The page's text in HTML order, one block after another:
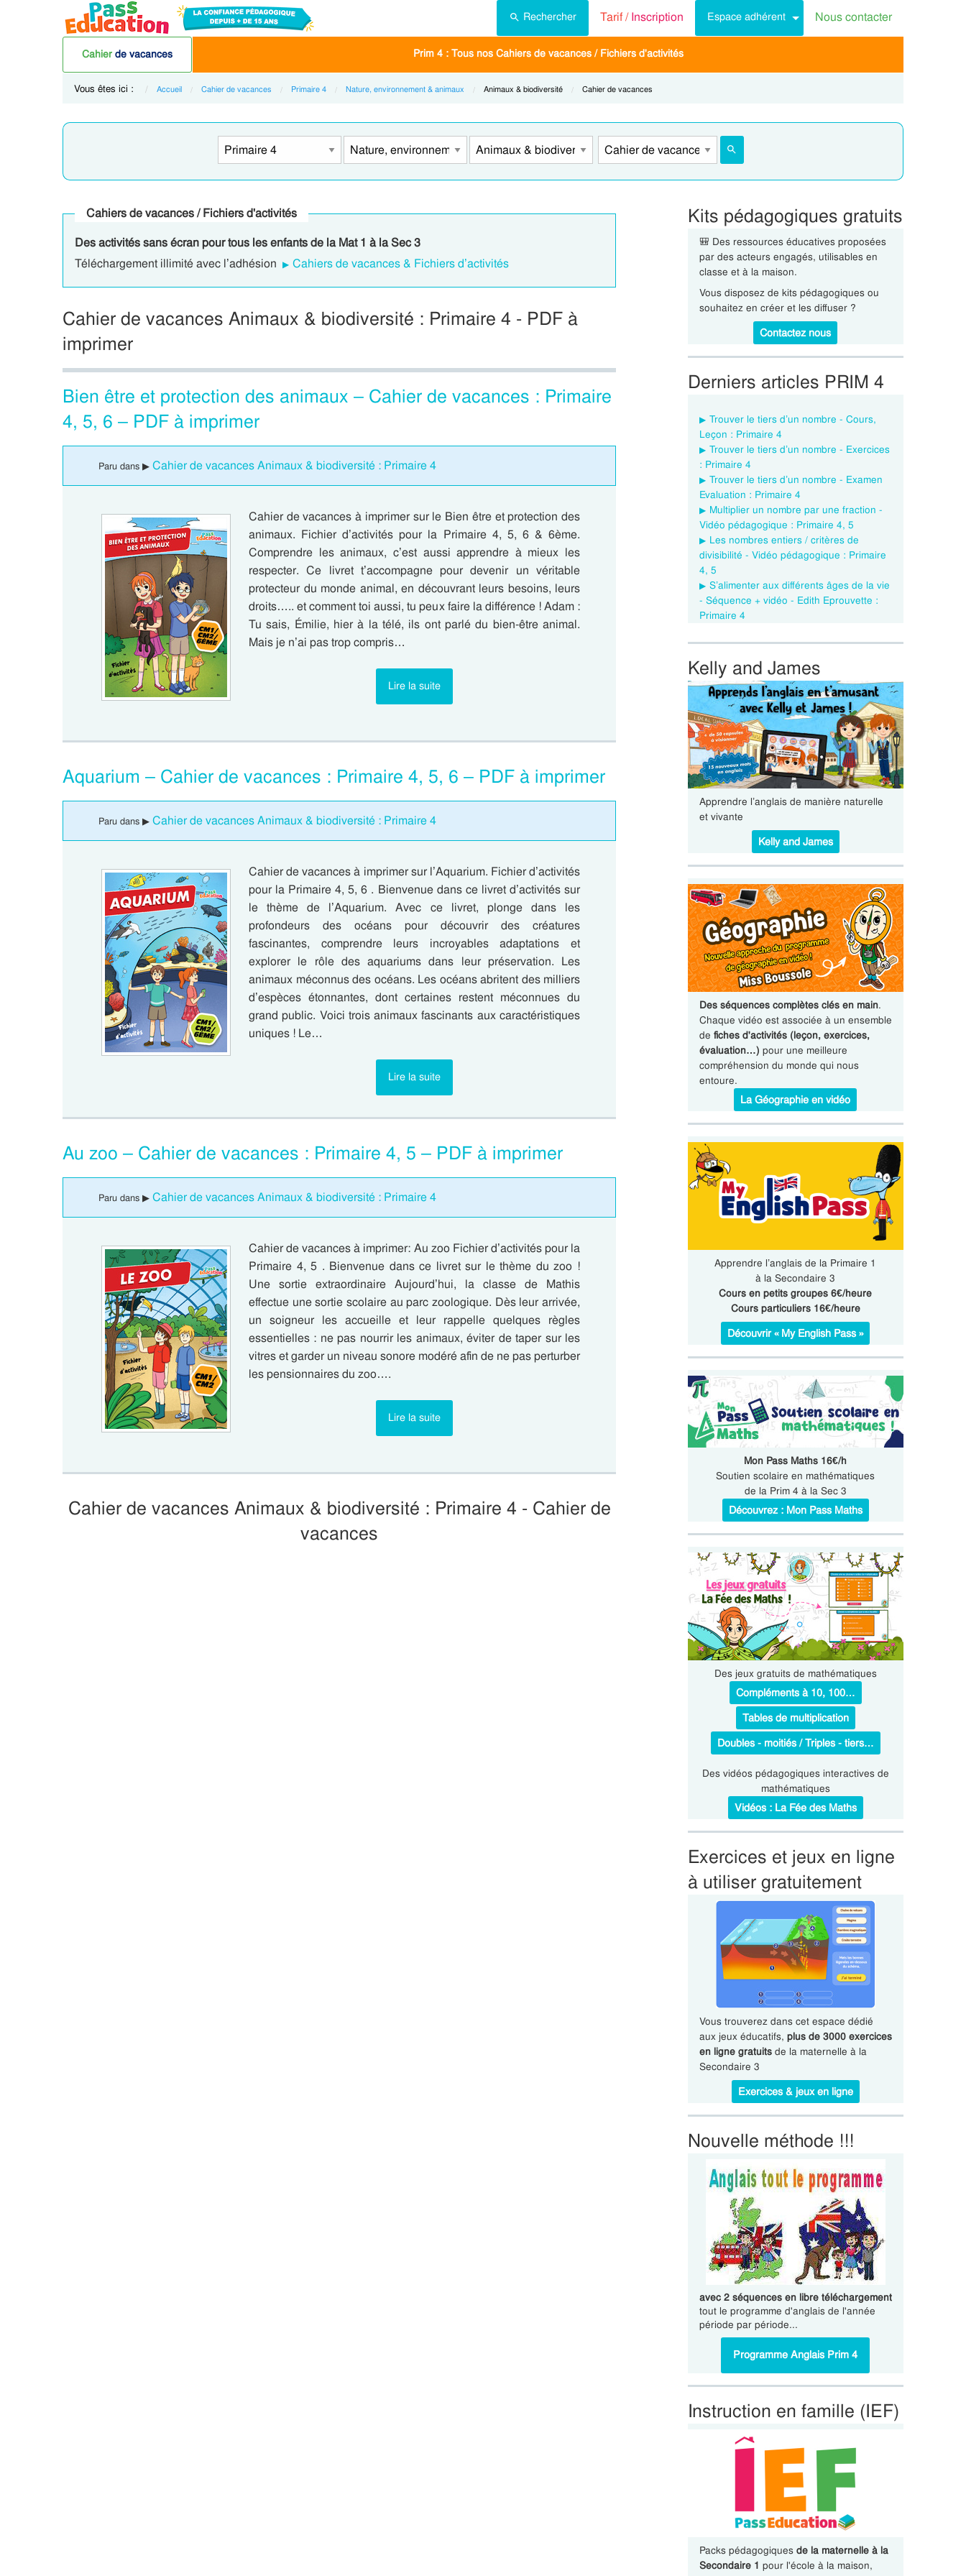
Rechercher Tarif /Inscription Espace adhérent Nous contacter
Cahier de vacances Prim 4 : Tous nos Cahiers de vacances / Fichiers d'activités
Vous êtes ici : Accueil Cahier de vacances Primaire 4 Nature, environnement & animaux Current:
Animaux & biodiversité Current:
Cahier de vacances
Cahiers de vacances / Fichiers d'activités
Des activités sans écran pour tous les enfants de la Mat 1 à la Sec 3
Téléchargement illimité avec l’adhésion
Cahiers de vacances & Fichiers d’activités
Cahier de vacances Animaux & biodiversité : Primaire 4 - PDF à
imprimer
Bien être et protection des animaux – Cahier de vacances : Primaire
4, 5, 6 – PDF à imprimer
Paru dans ▶ Cahier de vacances Animaux & biodiversité : Primaire 4
Cahier de vacances à imprimer sur le Bien être et protection des
animaux. Fichier d’activités pour la Primaire 4, 5, 6 & 6ème.
Comprendre les animaux, c’est aussi apprendre à mieux les
respecter. Ce livret t’accompagne pour devenir un véritable
protecteur du monde animal, en découvrant leurs besoins, leurs
droits….. et comment toi aussi, tu peux faire la différence ! Adam :
Tu sais, Émilie, hier à la télé, ils ont parlé du bien-être animal.
Mais je n’ai pas trop compris…
Lire la suite
Aquarium – Cahier de vacances : Primaire 4, 5, 6 – PDF à imprimer
Paru dans ▶ Cahier de vacances Animaux & biodiversité : Primaire 4
Cahier de vacances à imprimer sur l’Aquarium. Fichier d’activités
pour la Primaire 4, 5, 6 . Bienvenue dans ce livret d’activités sur
le thème de l’Aquarium. Avec ce livret, plonge dans les
profondeurs des océans pour découvrir des créatures
fascinantes, comprendre leurs incroyables adaptations et
explorer le rôle des aquariums dans leur préservation. Les
animaux méconnus des océans. Les océans abritent des milliers
d’espèces étonnantes, dont certaines restent méconnues du
grand public. Voici trois animaux fascinants aux caractéristiques
uniques ! Le…
Lire la suite
Au zoo – Cahier de vacances : Primaire 4, 5 – PDF à imprimer
Paru dans ▶ Cahier de vacances Animaux & biodiversité : Primaire 4
Cahier de vacances à imprimer: Au zoo Fichier d’activités pour la
Primaire 4, 5 . Bienvenue dans ce livret sur le thème du zoo !
Une sortie extraordinaire Aujourd’hui, la classe de Mathis
effectue une sortie scolaire au parc zoologique. Dès leur arrivée,
un soigneur les accueille et leur rappelle quelques règles
essentielles : ne pas nourrir les animaux, éviter de taper sur les
vitres et garder un niveau sonore modéré afin de ne pas perturber
les pensionnaires du zoo….
Lire la suite
Cahier de vacances Animaux & biodiversité : Primaire 4 - Cahier de
vacances
Kits pédagogiques gratuits
🎒 Des ressources éducatives proposées
par des acteurs engagés, utilisables en
classe et à la maison.
Vous disposez de kits pédagogiques ou
souhaitez en créer et les diffuser ?
Contactez nous
Derniers articles PRIM 4
Trouver le tiers d’un nombre - Cours,
Leçon : Primaire 4
Trouver le tiers d’un nombre - Exercices
: Primaire 4
Trouver le tiers d’un nombre - Examen
Evaluation : Primaire 4
Multiplier un nombre par une fraction -
Vidéo pédagogique : Primaire 4, 5
Les nombres entiers / critères de
divisibilité - Vidéo pédagogique : Primaire
4, 5
S’alimenter aux différents âges de la vie
- Séquence + vidéo - Edith Eprouvette :
Primaire 4
Kelly and James
Apprendre l’anglais de manière naturelle
et vivante
Kelly and James
Des séquences complètes clés en main.
Chaque vidéo est associée à un ensemble
de fiches d'activités (leçon, exercices,
évaluation…) pour une meilleure
compréhension du monde qui nous
entoure.
La Géographie en vidéo
Apprendre l’anglais de la Primaire 1
à la Secondaire 3
Cours en petits groupes 6€/heure
Cours particuliers 16€/heure
Découvrir « My English Pass »
Mon Pass Maths 16€/h
Soutien scolaire en mathématiques
de la Prim 4 à la Sec 3
Découvrez : Mon Pass Maths
Des jeux gratuits de mathématiques
Compléments à 10, 100…
Tables de multiplication
Doubles - moitiés / Triples - tiers…
Des vidéos pédagogiques interactives de
mathématiques
Vidéos : La Fée des Maths
Exercices et jeux en ligne
à utiliser gratuitement
Vous trouverez dans cet espace dédié
aux jeux éducatifs, plus de 3000 exercices
en ligne gratuitsde la maternelle à la
Secondaire 3
Exercices & jeux en ligne
Nouvelle méthode !!!
avec 2 séquences en libre téléchargement
tout le programme d'anglais de l'année
période par période...
Programme Anglais Prim 4
Instruction en famille (IEF)
Packs pédagogiques de la maternelle à la
Secondaire 1 pour l'école à la maison,